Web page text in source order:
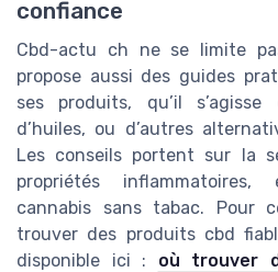
confiance
Cbd-actu ch ne se limite
propose aussi des guides
ses produits, qu’il
d’huiles, ou d’autres
Les conseils portent sur la
propriétés
cannabis sans tabac. Pour
trouver des produits cbd
disponible ici : où trouver